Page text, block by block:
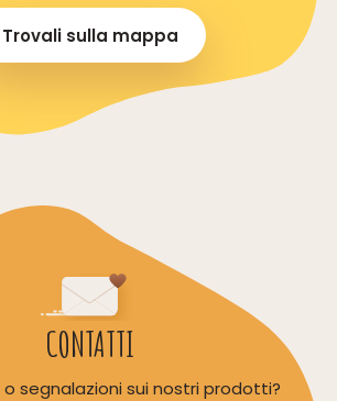
Trovali sulla mappa
CONTATTI
o segnalazioni sui nostri prodotti?